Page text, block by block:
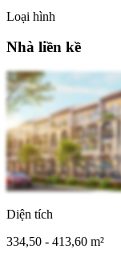
Loại hình
Nhà liền kề
Diện tích
334,50 - 413,60 m²